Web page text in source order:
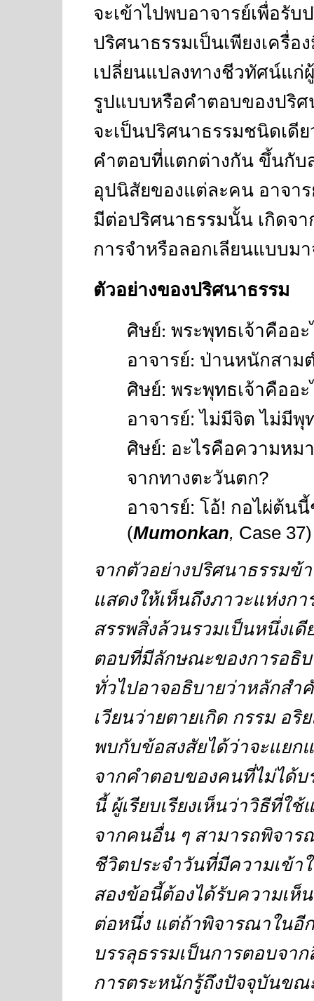
จะเข้าไปพบอาจารย์เพื่อรั
ปริศนาธรรมเป็นเพียงเครื่อ
เปลี่ยนแปลงทางชีวทัศน์แก่
รูปแบบหรือคำตอบของปริ
จะเป็นปริศนาธรรมชนิดเดี
คำตอบที่แตกต่างกัน ขึ้นกับ
อุปนิสัยของแต่ละคน อาจา
มีต่อปริศนาธรรมนั้น เกิดจา
การจำหรือลอกเลียนแบบม
ตัวอย่างของปริศนาธรรม
ศิษย์: พระพุทธเจ้าคืออะ
อาจารย์: ป่านหนักสาม
ศิษย์: พระพุทธเจ้าคืออะ
อาจารย์:ไม่มีจิต ไม่มีพุ
ศิษย์: อะไรคือความหม
จากทางตะวันตก?
อาจารย์: โอ้! กอไผ่ต้นนี้
(Mumonkan, Case 37)
จากตัวอย่างปริศนาธรรมข้
แสดงให้เห็นถึงภาวะแห่งก
สรรพสิ่งล้วนรวมเป็นหนึ่งเ
ตอบที่มีลักษณะของการอธิ
ทั่วไปอาจอธิบายว่าหลักส
เวียนว่ายตายเกิด กรรม อ
พบกับข้อสงสัยได้ว่าจะแย
จากคำตอบของคนที่ไม่ได้บ
นี้ ผู้เรียบเรียงเห็นว่าวิธีที่ใ
จากคนอื่น ๆ สามารถพิจาร
ชีวิตประจำวันที่มีความเข้า
สองข้อนี้ต้องได้รับความเห็
ต่อหนึ่ง แต่ถ้าพิจารณาในอี
บรรลุธรรมเป็นการตอบจา
การตระหนักรู้ถึงปัจจุบันขณ